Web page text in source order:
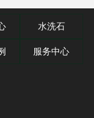
水洗石
服务中心